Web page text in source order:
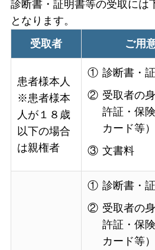
診断書・証明書等の受取には
となります。
受取者
ご用
患者様本人
※患者様本
人が１８歳
以下の場合
は親権者
① 診断書・
② 受取者の
許証・保
カード等）
③ 文書料
① 診断書・
② 受取者の
許証・保
カード等）